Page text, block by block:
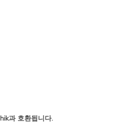
과 호환됩니다.